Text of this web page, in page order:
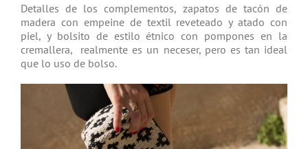
Detalles de los complementos, zapatos de tacón de
madera con empeine de textil reveteado y atado con
piel, y bolsito de estilo étnico con pompones en la
cremallera, realmente es un neceser, pero es tan ideal
que lo uso de bolso.